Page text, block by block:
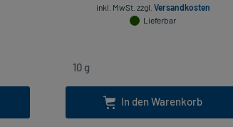
inkl. MwSt. zzgl. Versandkosten
Lieferbar
In den Warenkorb